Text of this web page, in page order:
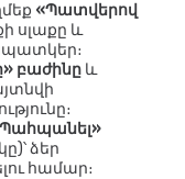
«Պատվերով
սլաքը և
բաժինը և
ձեր
համար։